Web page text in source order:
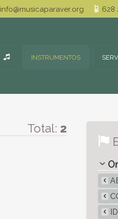
info@musicaparaver.org 628
INSTRUMENTOS
Total: 2